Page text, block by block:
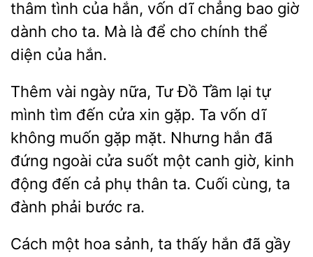
tình của
vốn dĩ chẳng bao giờ
dành cho ta. Mà là để cho chính thể
diện của hắn.
Thêm vài ngày nữa, Tư Đồ Tầm
mình tìm đến cửa xin gặp. Ta vốn dĩ
không muốn gặp mặt. Nhưng hắn
đứng ngoài cửa suốt một canh giờ, kinh
động đến cả phụ thân ta. Cuối cùng, ta
đành phải bước ra.
hoa sảnh, ta thấy hắn đã gầy